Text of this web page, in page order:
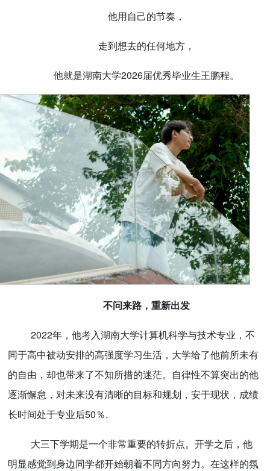
他用自己的节奏，
走到想去的任何地方，
他就是湖南大学2026届优秀毕业生王鹏程。
不问来路，重新出发
2022年，他考入湖南大学计算机科学与技术专业，不
同于高中被动安排的高强度学习生活，大学给了他前所未有
的自由，却也带来了不知所措的迷茫。自律性不算突出的他
逐渐懈怠，对未来没有清晰的目标和规划，安于现状，成绩
长时间处于专业后50％.
大三下学期是一个非常重要的转折点。开学之后，他
明显感觉到身边同学都开始朝着不同方向努力。在这样的氛